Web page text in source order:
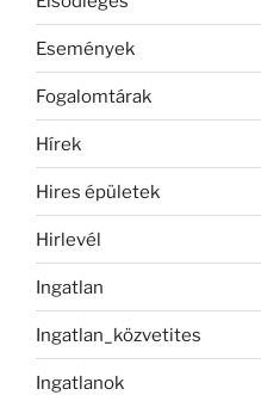
Események
Fogalomtárak
Hírek
Hires épületek
Hirlevél
Ingatlan
Ingatlan_közvetites
Ingatlanok